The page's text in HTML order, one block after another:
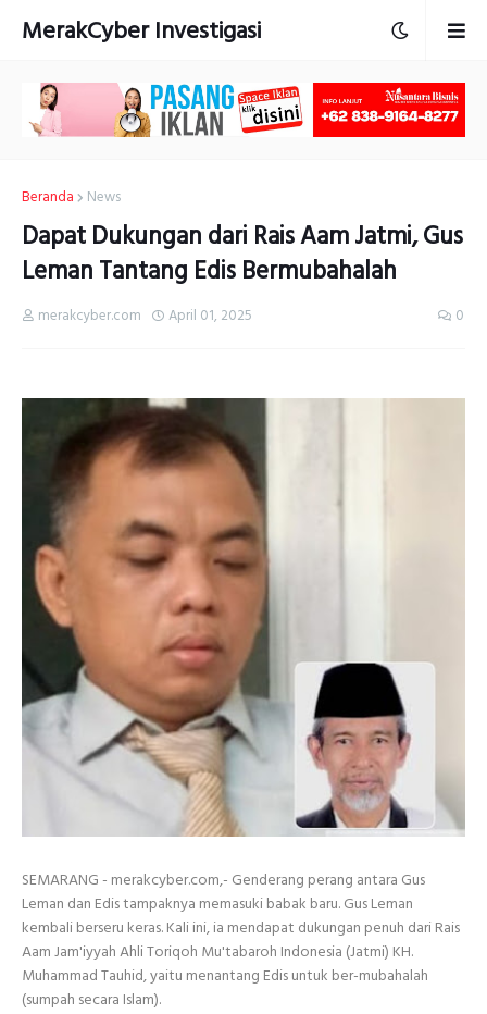
MerakCyber Investigasi
Beranda News
Dapat Dukungan dari Rais Aam Jatmi, Gus
Leman Tantang Edis Bermubahalah
merakcyber.com April 01, 2025 0
SEMARANG - merakcyber.com,- Genderang perang antara Gus
Leman dan Edis tampaknya memasuki babak baru. Gus Leman
kembali berseru keras. Kali ini, ia mendapat dukungan penuh dari Rais
Aam Jam'iyyah Ahli Toriqoh Mu'tabaroh Indonesia (Jatmi) KH.
Muhammad Tauhid, yaitu menantang Edis untuk ber-mubahalah
(sumpah secara Islam).